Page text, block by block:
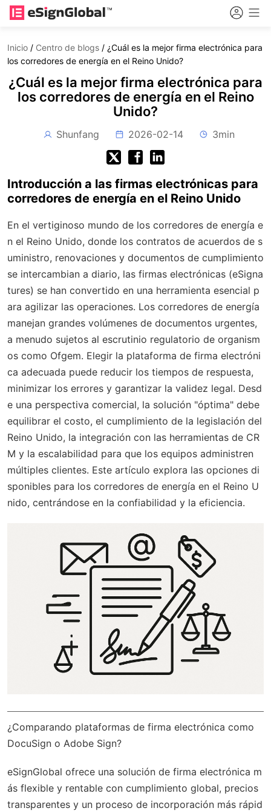
Inicio / Centro de blogs / ¿Cuál es la mejor firma electrónica para
los corredores de energía en el Reino Unido?
¿Cuál es la mejor firma electrónica para
los corredores de energía en el Reino
Unido?
Shunfang 2026-02-14 3min
Introducción a las firmas electrónicas para
corredores de energía en el Reino Unido
En el vertiginoso mundo de los corredores de energía e
n el Reino Unido, donde los contratos de acuerdos de s
uministro, renovaciones y documentos de cumplimiento
se intercambian a diario, las firmas electrónicas (eSigna
tures) se han convertido en una herramienta esencial p
ara agilizar las operaciones. Los corredores de energía
manejan grandes volúmenes de documentos urgentes,
a menudo sujetos al escrutinio regulatorio de organism
os como Ofgem. Elegir la plataforma de firma electróni
ca adecuada puede reducir los tiempos de respuesta,
minimizar los errores y garantizar la validez legal. Desd
e una perspectiva comercial, la solución "óptima" debe
equilibrar el costo, el cumplimiento de la legislación del
Reino Unido, la integración con las herramientas de CR
M y la escalabilidad para que los equipos administren
múltiples clientes. Este artículo explora las opciones di
sponibles para los corredores de energía en el Reino U
nido, centrándose en la confiabilidad y la eficiencia.
¿Comparando plataformas de firma electrónica como
DocuSign o Adobe Sign?
eSignGlobal ofrece una solución de firma electrónica m
ás flexible y rentable con cumplimiento global, precios
transparentes y un proceso de incorporación más rápid